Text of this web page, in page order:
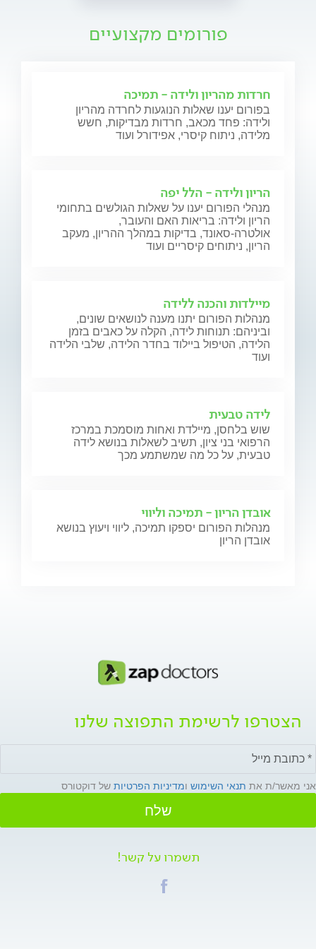
פורומים מקצועיים
חרדות מהריון ולידה - תמיכה
בפורום יענו שאלות הנוגעות לחרדה מהריון
ולידה: פחד מכאב, חרדות מבדיקות, חשש
מלידה, ניתוח קיסרי, אפידורל ועוד
הריון ולידה - הלל יפה
מנהלי הפורום יענו על שאלות הגולשים בתחומי
הריון ולידה: בריאות האם והעובר,
אולטרה-סאונד, בדיקות במהלך ההריון, מעקב
הריון, ניתוחים קיסריים ועוד
מיילדות והכנה ללידה
מנהלות הפורום יתנו מענה לנושאים שונים,
וביניהם: תנוחות לידה, הקלה על כאבים בזמן
הלידה, הטיפול ביילוד בחדר הלידה, שלבי הלידה
ועוד
לידה טבעית
שוש בלחסן, מיילדת ואחות מוסמכת במרכז
הרפואי בני ציון, תשיב לשאלות בנושא לידה
טבעית, על כל מה שמשתמע מכך
אובדן הריון - תמיכה וליווי
מנהלות הפורום יספקו תמיכה, ליווי ויעוץ בנושא
אובדן הריון
הצטרפו לרשימת התפוצה שלנו
אני מאשר/ת את תנאי השימוש ומדיניות הפרטיות של דוקטורס
שלח
תשמרו על קשר!